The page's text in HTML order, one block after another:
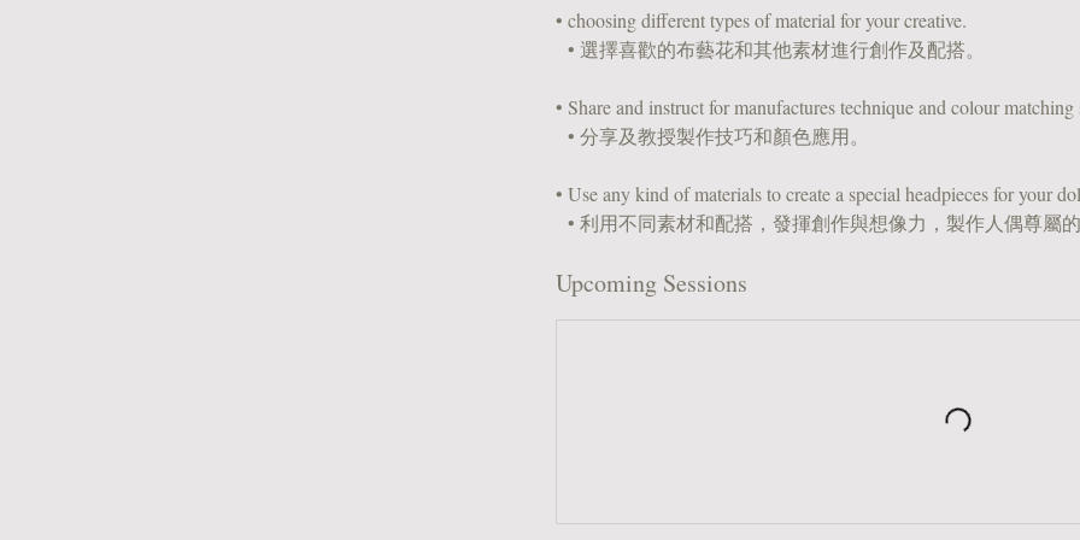
• choosing different types of material for your creative.
• 選擇喜歡的布藝花和其他素材進行創作及配搭。
• Share and instruct for manufactures technique and colour matching
• 分享及教授製作技巧和顏色應用。
• Use any kind of materials to create a special headpieces for your
• 利用不同素材和配搭，發揮創作與想像力，製作人偶尊屬的
Upcoming Sessions